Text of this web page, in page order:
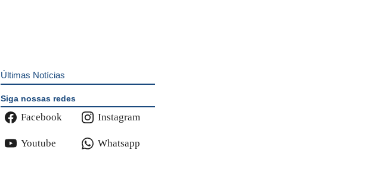
Últimas Notícias
Siga nossas redes
Facebook Instagram
Youtube Whatsapp